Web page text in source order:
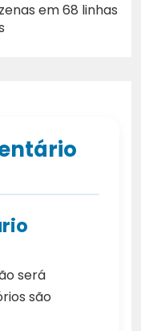
em 68 linhas
será
são